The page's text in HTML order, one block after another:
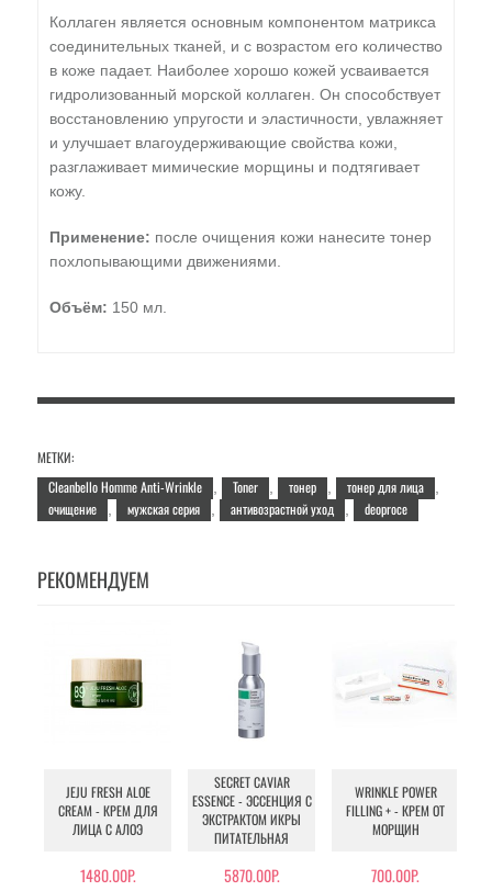
Коллаген является основным компонентом матрикса
соединительных тканей, и с возрастом его количество
в коже падает. Наиболее хорошо кожей усваивается
гидролизованный морской коллаген. Он способствует
восстановлению упругости и эластичности, увлажняет
и улучшает влагоудерживающие свойства кожи,
разглаживает мимические морщины и подтягивает
кожу.
Применение: после очищения кожи нанесите тонер
похлопывающими движениями.
Объём: 150 мл.
МЕТКИ:
Cleanbello Homme Anti-Wrinkle
Toner тонер тонер для лица
очищение мужская серия антивозрастной уход deoproce
РЕКОМЕНДУЕМ
JEJU FRESH ALOE
CREAM - КРЕМ ДЛЯ
ЛИЦА С АЛОЭ
1480.00Р.
SECRET CAVIAR
ESSENCE - ЭССЕНЦИЯ С
ЭКСТРАКТОМ ИКРЫ
ПИТАТЕЛЬНАЯ
5870.00Р.
WRINKLE POWER
FILLING + - КРЕМ ОТ
МОРЩИН
700.00Р.